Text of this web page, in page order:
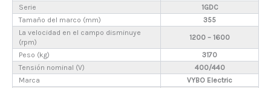
Serie
1GDC
Tamaño del marco (mm)
355
La velocidad en el campo disminuye
(rpm)
1200 – 1600
Peso (kg)
3170
Tensión nominal (V)
400/440
Marca
VYBO Electric